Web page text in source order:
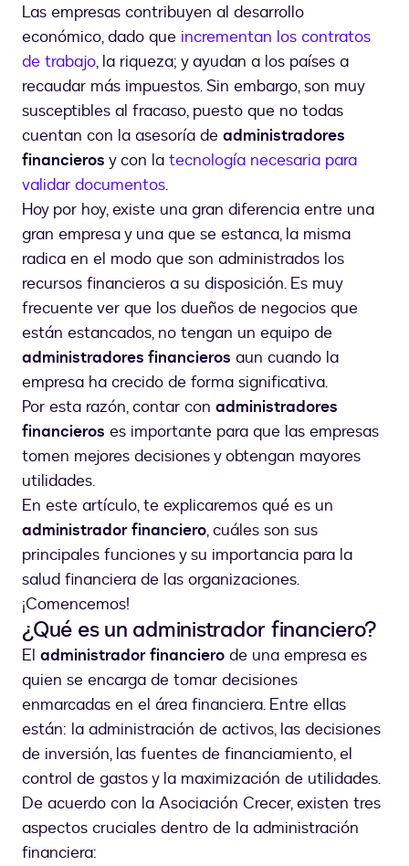
Las empresas contribuyen al desarrollo
económico, dado que incrementan los contratos
de trabajo, la riqueza; y ayudan a los países a
recaudar más impuestos. Sin embargo, son muy
susceptibles al fracaso, puesto que no todas
cuentan con la asesoría de administradores
financieros y con la tecnología necesaria para
validar documentos.
Hoy por hoy, existe una gran diferencia entre una
gran empresa y una que se estanca, la misma
radica en el modo que son administrados los
recursos financieros a su disposición. Es muy
frecuente ver que los dueños de negocios que
están estancados, no tengan un equipo de
administradores financieros aun cuando la
empresa ha crecido de forma significativa.
Por esta razón, contar con administradores
financieros es importante para que las empresas
tomen mejores decisiones y obtengan mayores
utilidades.
En este artículo, te explicaremos qué es un
administrador financiero, cuáles son sus
principales funciones y su importancia para la
salud financiera de las organizaciones.
¡Comencemos!
¿Qué es un administrador financiero?
El administrador financiero de una empresa es
quien se encarga de tomar decisiones
enmarcadas en el área financiera. Entre ellas
están: la administración de activos, las decisiones
de inversión, las fuentes de financiamiento, el
control de gastos y la maximización de utilidades.
De acuerdo con la Asociación Crecer, existen tres
aspectos cruciales dentro de la administración
financiera: